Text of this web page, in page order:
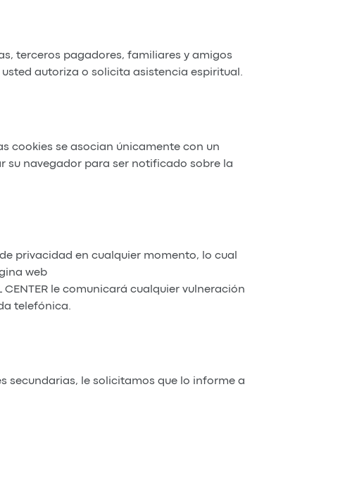
terceros pagadores, familiares y amigos
autoriza o solicita asistencia espiritual.
cookies se asocian únicamente con un
su navegador para ser notificado sobre la
privacidad en cualquier momento, lo cual
web
le comunicará cualquier vulneración
telefónica.
secundarias, le solicitamos que lo informe a